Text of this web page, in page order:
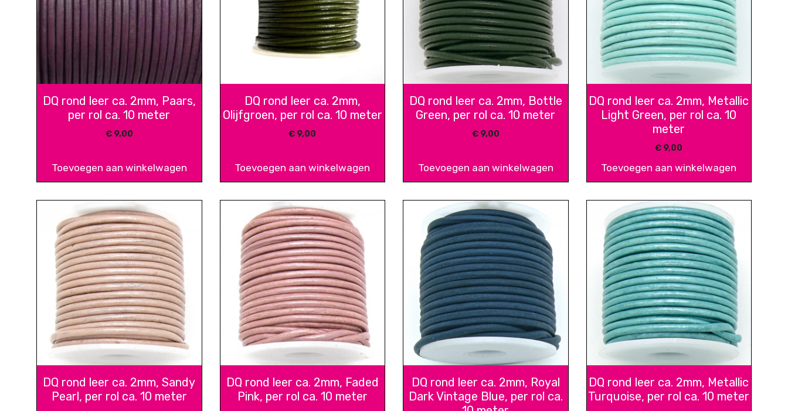
DQ rond leer ca. 2mm, Paars,
per rol ca. 10 meter
€9,00
Toevoegen aan winkelwagen
DQ rond leer ca. 2mm,
Olijfgroen, per rol ca. 10 meter
€ 9,00
Toevoegen aan winkelwagen
DQ rond leer ca. 2mm, Bottle
Green, per rol ca. 10 meter
€9,00
Toevoegen aan winkelwagen
DQ rond leer ca. 2mm, Metallic
Light Green, per rol ca. 10
meter
€ 9,00
Toevoegen aan winkelwagen
DQ rond leer ca. 2mm, Sandy
Pearl, per rol ca. 10 meter
DQ rond leer ca. 2mm, Faded
Pink, per rol ca. 10 meter
DQ rond leer ca. 2mm, Royal
Dark Vintage Blue, per rol ca.
DQ rond leer ca. 2mm, Metallic
Turquoise, per rol ca. 10 meter